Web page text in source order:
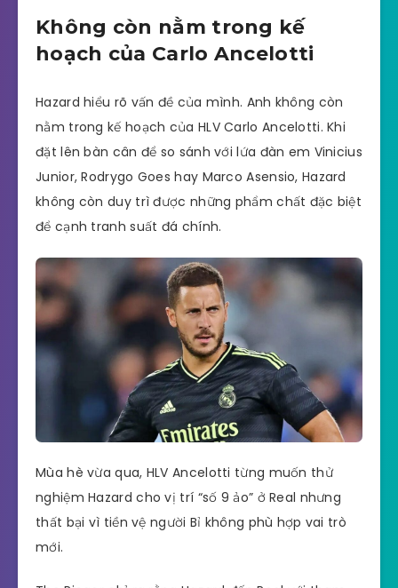
Không còn nằm trong kế
hoạch của Carlo Ancelotti
Hazard hiểu rõ vấn đề của mình. Anh không còn
nằm trong kế hoạch của HLV Carlo Ancelotti. Khi
đặt lên bàn cân để so sánh với lứa đàn em Vinicius
Junior, Rodrygo Goes hay Marco Asensio, Hazard
không còn duy trì được những phẩm chất đặc biệt
để cạnh tranh suất đá chính.
Mùa hè vừa qua, HLV Ancelotti từng muốn thử
nghiệm Hazard cho vị trí “số 9 ảo” ở Real nhưng
thất bại vì tiền vệ người Bỉ không phù hợp vai trò
mới.